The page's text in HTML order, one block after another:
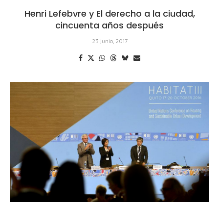
Henri Lefebvre y El derecho a la ciudad,
cincuenta años después
23 junio, 2017